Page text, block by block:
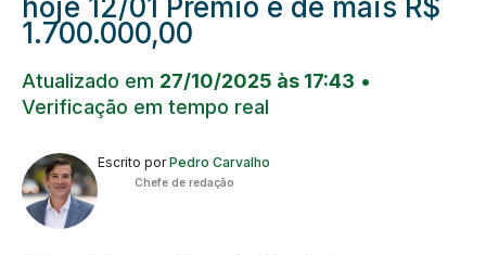
hoje 12/01 Prêmio é de mais R$
1.700.000,00
Atualizado em 27/10/2025 às 17:43 •
Verificação em tempo real
Escrito porPedro Carvalho
Chefe de redação